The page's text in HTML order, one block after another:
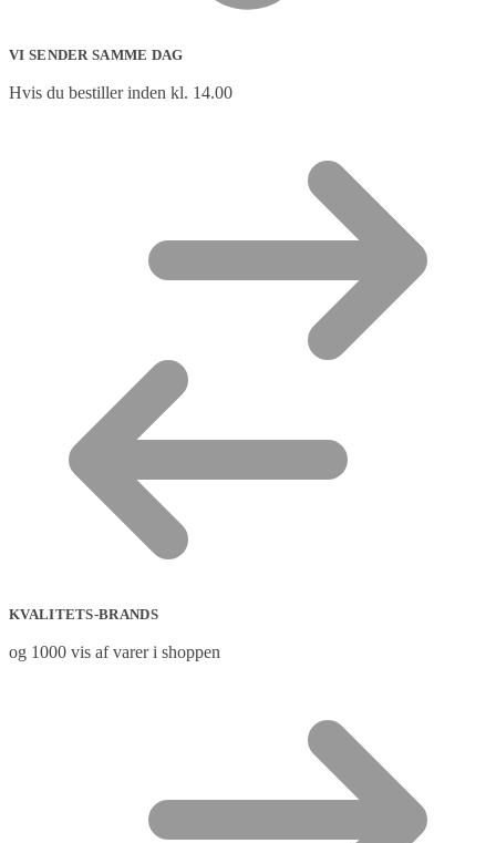
VI SENDER SAMME DAG
Hvis du bestiller inden kl. 14.00
KVALITETS-BRANDS
og 1000 vis af varer i shoppen